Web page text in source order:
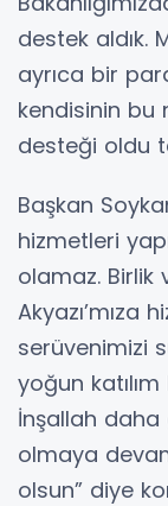
destek aldık.
ayrıca bir
kendisinin bu
desteği oldu
Başkan
hizmetleri
olamaz. Birlik
Akyazı’mıza
serüvenimizi
yoğun
İnşallah
olmaya
olsun” diye